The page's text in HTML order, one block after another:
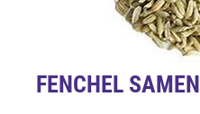
FENCHEL SAMEN